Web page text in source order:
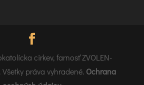
cirkev, farnosť ZVOLEN-
práva vyhradené. Ochrana